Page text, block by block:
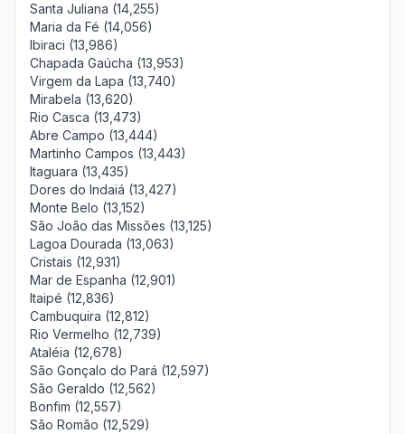
Santa Juliana (14,255)
Maria da Fé (14,056)
Ibiraci (13,986)
Chapada Gaúcha (13,953)
Virgem da Lapa (13,740)
Mirabela (13,620)
Rio Casca (13,473)
Abre Campo (13,444)
Martinho Campos (13,443)
Itaguara (13,435)
Dores do Indaiá (13,427)
Monte Belo (13,152)
São João das Missões (13,125)
Lagoa Dourada (13,063)
Cristais (12,931)
Mar de Espanha (12,901)
Itaipé (12,836)
Cambuquira (12,812)
Rio Vermelho (12,739)
Ataléia (12,678)
São Gonçalo do Pará (12,597)
São Geraldo (12,562)
Bonfim (12,557)
São Romão (12,529)